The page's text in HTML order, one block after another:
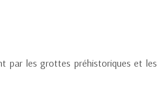
par les grottes préhistoriques et les